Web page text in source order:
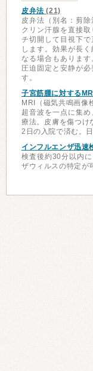
皮弁法 (21)
皮弁法（別名：剪
クリン汗腺を直接
チ切開して目視下
します。効果が長
なる場合もありま
圧迫固定と安静が
す。
子宮筋腫に対する
MRI（磁気共鳴画像
超音波を一点に集
療法。皮膚を傷つけ
2日の入院で済む。
インフルエンザ迅速
検査後約30分以内
ザウィルスの特定が